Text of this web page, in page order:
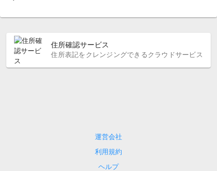
住所確認サービス
住所表記をクレンジングできるクラウドサービス
運営会社
利用規約
ヘルプ